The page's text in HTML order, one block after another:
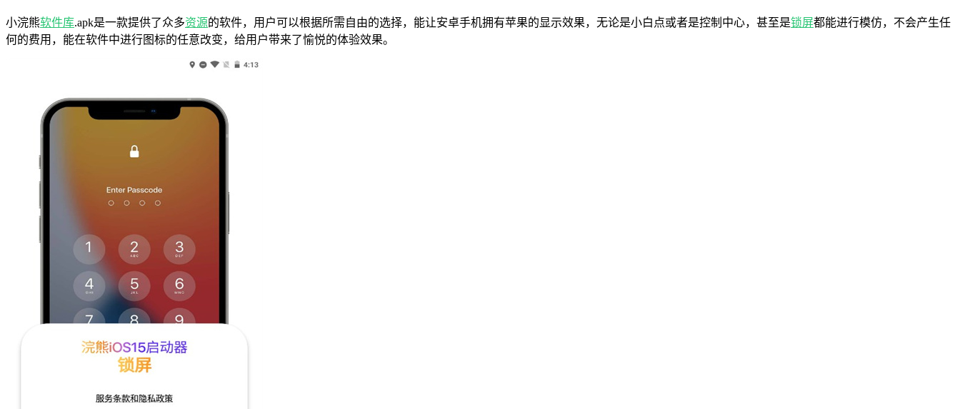
小浣熊软件库.apk是一款提供了众多资源的软件，用户可以根据所需自由的选择，能让安卓手机拥有苹果的显示效果，无论是小白点或者是控制中心，甚至是锁屏都能进行模仿，不会产生任
何的费用，能在软件中进行图标的任意改变，给用户带来了愉悦的体验效果。